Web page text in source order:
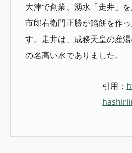
大津で創業、湧水「走井」
市郎右衛門正勝が餡餅を作
す。走井は、成務天皇の産
の名高い水でありました。
引用：